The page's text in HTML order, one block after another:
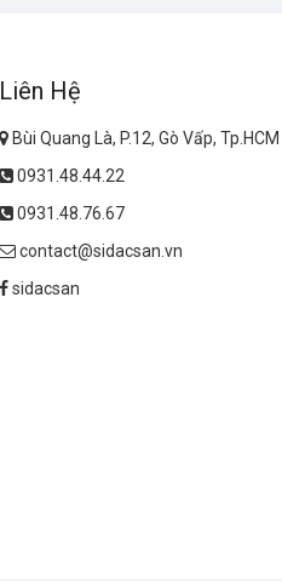
Liên Hệ
Bùi Quang Là, P.12, Gò Vấp, Tp.HCM
0931.48.44.22
0931.48.76.67
contact@sidacsan.vn
sidacsan